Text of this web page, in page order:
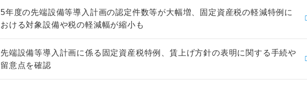
5年度の先端設備等導入計画の認定件数等が大幅増、固定資産税の軽減特例に
おける対象設備や税の軽減幅が縮小も
先端設備等導入計画に係る固定資産税特例、賃上げ方針の表明に関する手続や
留意点を確認